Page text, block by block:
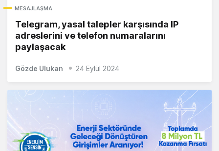
MESAJLAŞMA
Telegram, yasal talepler karşısında IP
adreslerini ve telefon numaralarını
paylaşacak
Gözde Ulukan 24 Eylül 2024